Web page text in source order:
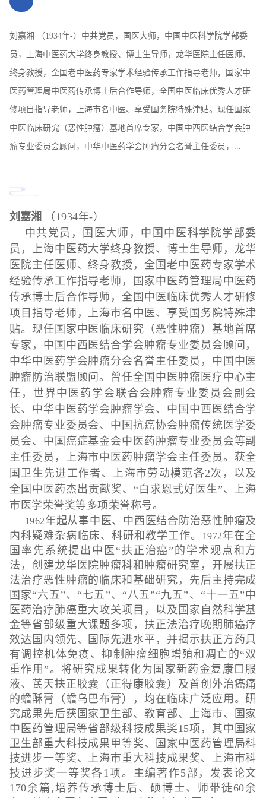
刘嘉湘 （1934年-）中共党员，国医大师，中国中医科学院学部委
员，上海中医药大学终身教授、博士生导师，龙华医院主任医师、
终身教授，全国老中医药专家学术经验传承工作指导老师，国家中
医药管理局中医药传承博士后合作导师，全国中医临床优秀人才研
修项目指导老师，上海市名中医、享受国务院特殊津贴。现任国家
中医临床研究（恶性肿瘤）基地首席专家，中国中西医结合学会肿
瘤专业委员会顾问，中华中医药学会肿瘤分会名誉主任委员，...
刘嘉湘
（1934年-）
中共党员，国医大师，中国中医科学院学部委
员，上海中医药大学终身教授、博士生导师，龙华
医院主任医师、终身教授，全国老中医药专家学术
经验传承工作指导老师，国家中医药管理局中医药
传承博士后合作导师，全国中医临床优秀人才研修
项目指导老师，上海市名中医、享受国务院特殊津
贴。现任国家中医临床研究（恶性肿瘤）基地首席
专家，中国中西医结合学会肿瘤专业委员会顾问，
中华中医药学会肿瘤分会名誉主任委员，中国中医
肿瘤防治联盟顾问。曾任全国中医肿瘤医疗中心主
任，世界中医药学会联合会肿瘤专业委员会副会
长、中华中医药学会肿瘤学会、中国中西医结合学
会肿瘤专业委员会、中国抗癌协会肿瘤传统医学委
员会、中国癌症基金会中医药肿瘤专业委员会等副
主任委员，上海市中医药肿瘤学会主任委员。获全
国卫生先进工作者、上海市劳动模范各2次，以及
全国中医药杰出贡献奖、“白求恩式好医生”、上海
市医学荣誉奖等多项荣誉称号。
1962年起从事中医、中西医结合防治恶性肿瘤及
内科疑难杂病临床、科研和教学工作。
1972年在全
国率先系统提出中医“扶正治癌”的学术观点和方
法，创建龙华医院肿瘤科和肿瘤研究室，开展扶正
法治疗恶性肿瘤的临床和基础研究，先后主持完成
国家“六五”、“七五”、“八五”“九五”、“十一五”中
医药治疗肺癌重大攻关项目，以及国家自然科学基
金等省部级重大课题多项，扶正法治疗晚期肺癌疗
效达国内领先、国际先进水平，并揭示扶正方药具
有调控机体免疫、抑制肿瘤细胞增殖和凋亡的“双
重作用”。将研究成果转化为国家新药金复康口服
液、芪天扶正胶囊（正得康胶囊）及首创外治癌痛
的蟾酥膏（蟾乌巴布膏），均在临床广泛应用。研
究成果先后获国家卫生部、教育部、上海市、国家
中医药管理局等省部级科技成果奖15项，其中国家
卫生部重大科技成果甲等奖、国家中医药管理局科
技进步一等奖、上海市重大科技成果奖、上海市科
技进步奖一等奖各1项。主编著作5部，发表论文
170余篇,培养传承博士后、硕博士、师带徒60余